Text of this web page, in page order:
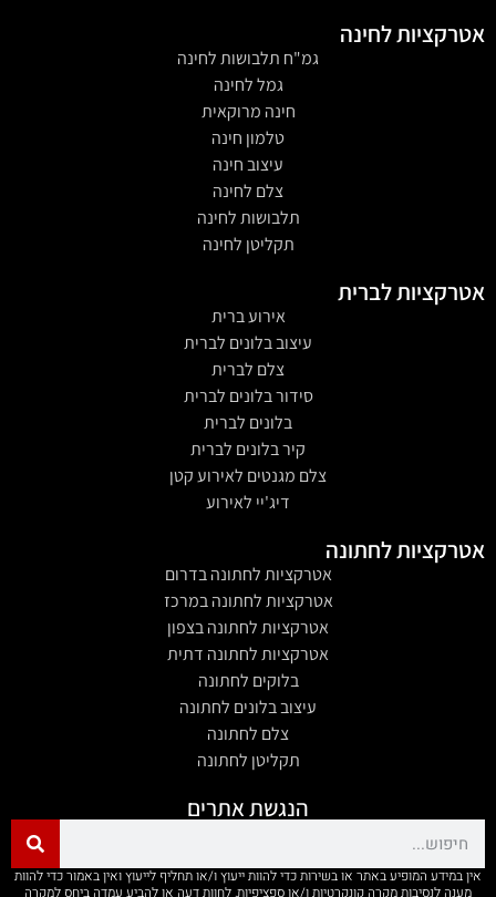
אטרקציות לחינה
גמ"ח תלבושות לחינה
גמל לחינה
חינה מרוקאית
טלמון חינה
עיצוב חינה
צלם לחינה
תלבושות לחינה
תקליטן לחינה
אטרקציות לברית
אירוע ברית
עיצוב בלונים לברית
צלם לברית
סידור בלונים לברית
בלונים לברית
קיר בלונים לברית
צלם מגנטים לאירוע קטן
דיג'יי לאירוע
אטרקציות לחתונה
אטרקציות לחתונה בדרום
אטרקציות לחתונה במרכז
אטרקציות לחתונה בצפון
אטרקציות לחתונה דתית
בלוקים לחתונה
עיצוב בלונים לחתונה
צלם לחתונה
תקליטן לחתונה
הנגשת אתרים
אין במידע המופיע באתר או בשירות כדי להוות ייעוץ ו/או תחליף לייעוץ ואין באמור כדי להוות